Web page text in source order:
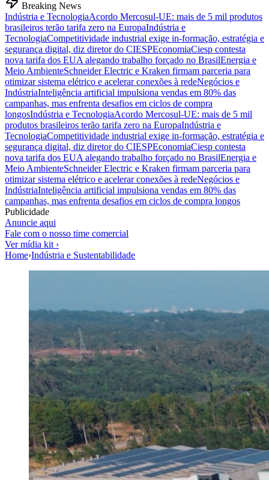
Breaking News
Indústria e TecnologiaAcordo Mercosul-UE: mais de 5 mil produtos
brasileiros terão tarifa zero na EuropaIndústria e
TecnologiaCompetitividade industrial exige in-formação, estratégia e
segurança digital, diz diretor do CIESPEconomiaCiesp contesta
nova tarifa dos EUA alegando trabalho forçado no BrasilEnergia e
Meio AmbienteSchneider Electric e Kraken firmam parceria para
otimizar sistema elétrico e acelerar conexões à redeNegócios e
IndústriaInteligência artificial impulsiona vendas em 80% das
campanhas, mas enfrenta desafios em ciclos de compra
longosIndústria e TecnologiaAcordo Mercosul-UE: mais de 5 mil
produtos brasileiros terão tarifa zero na EuropaIndústria e
TecnologiaCompetitividade industrial exige in-formação, estratégia e
segurança digital, diz diretor do CIESPEconomiaCiesp contesta
nova tarifa dos EUA alegando trabalho forçado no BrasilEnergia e
Meio AmbienteSchneider Electric e Kraken firmam parceria para
otimizar sistema elétrico e acelerar conexões à redeNegócios e
IndústriaInteligência artificial impulsiona vendas em 80% das
campanhas, mas enfrenta desafios em ciclos de compra longos
Publicidade
Anuncie aqui
Fale com o nosso time comercial
Ver mídia kit ›
Home›Indústria e Sustentabilidade